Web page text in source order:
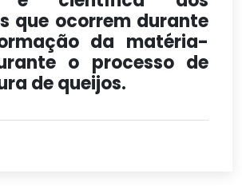
que ocorrem durante
da matéria-
o processo de
de queijos.